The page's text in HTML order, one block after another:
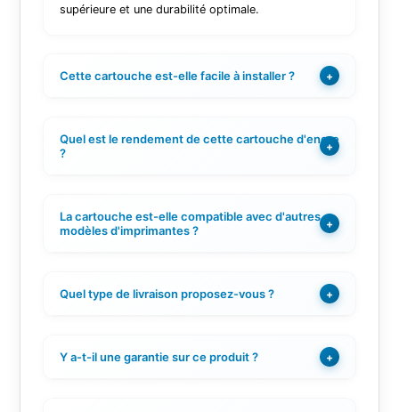
supérieure et une durabilité optimale.
Cette cartouche est-elle facile à installer ? +
Quel est le rendement de cette cartouche d'encre
?
+
La cartouche est-elle compatible avec d'autres
modèles d'imprimantes ?
+
Quel type de livraison proposez-vous ? +
Y a-t-il une garantie sur ce produit ? +